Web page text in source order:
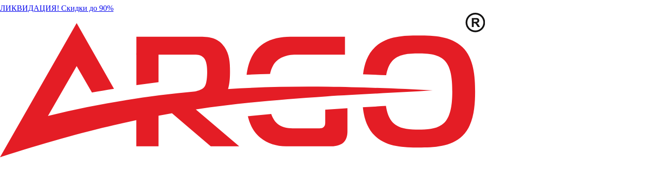
ЛИКВИДАЦИЯ! Скидки до 90%